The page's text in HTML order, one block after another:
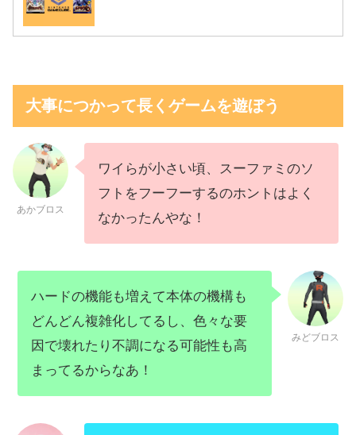
大事につかって長くゲームを遊ぼう
あかブロス
ワイらが小さい頃、スーファミのソ
フトをフーフーするのホントはよく
なかったんやな！
ハードの機能も増えて本体の機構も
どんどん複雑化してるし、色々な要
因で壊れたり不調になる可能性も高
まってるからなあ！
みどブロス